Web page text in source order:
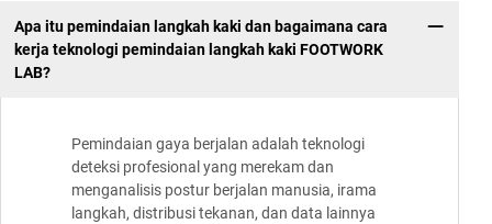
Apa itu pemindaian langkah kaki dan bagaimana cara
kerja teknologi pemindaian langkah kaki FOOTWORK
LAB?
Pemindaian gaya berjalan adalah teknologi
deteksi profesional yang merekam dan
menganalisis postur berjalan manusia, irama
langkah, distribusi tekanan, dan data lainnya